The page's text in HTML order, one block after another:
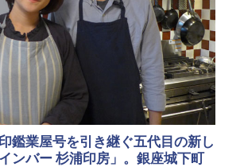
鑑業屋号を引き継ぐ五代目の新し
ンバー 杉浦印房」。銀座城下町